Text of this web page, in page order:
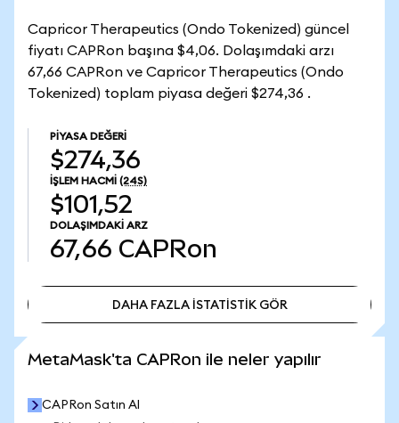
Capricor Therapeutics (Ondo Tokenized) güncel
fiyatı CAPRon başına $4,06. Dolaşımdaki arzı
67,66 CAPRon ve Capricor Therapeutics (Ondo
Tokenized) toplam piyasa değeri $274,36 .
PIYASA DEĞERI
$274,36
İŞLEM HACMI (24S)
$101,52
DOLAŞIMDAKI ARZ
67,66 CAPRon
DAHA FAZLA İSTATİSTİK GÖR
MetaMask'ta CAPRon ile neler yapılır
CAPRon Satın Al